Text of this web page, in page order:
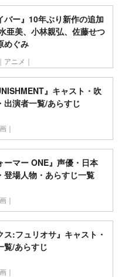
バー』10年ぶり新作の追加
亜美、小林親弘、佐藤せつ
めぐみ
｜アニメ｜
』キャスト・吹
出演者一覧/あらすじ
｜
ーマー ONE』声優・日本
登場人物・あらすじ一覧
｜
:フュリオサ』キャスト・
覧/あらすじ
｜